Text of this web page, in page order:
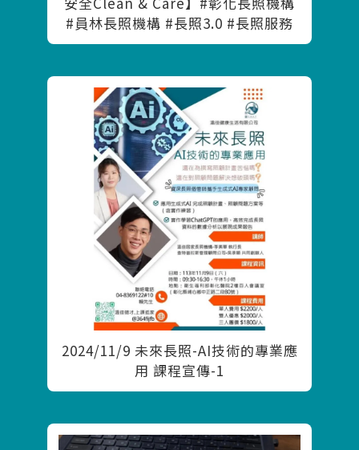
#員林長照機構 #長照3.0 #長照服務
2024/11/9 未來長照-AI技術的專業應
用 課程宣傳-1